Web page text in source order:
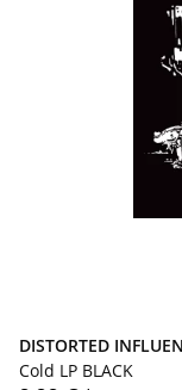
DISTORTED
Cold LP BLACK